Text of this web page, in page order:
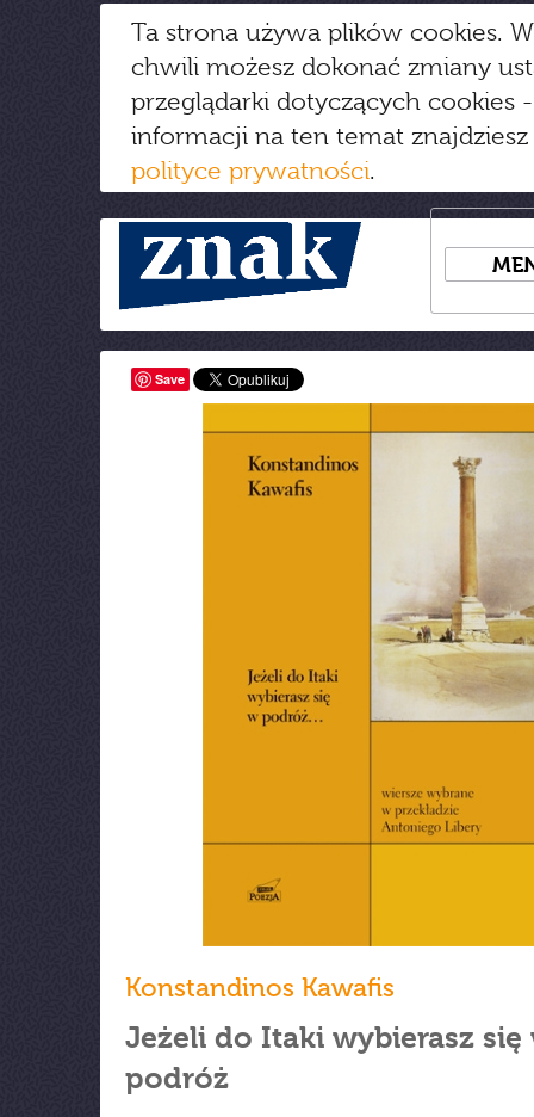
Ta strona używa plików cookies.
chwili możesz dokonać zmiany
przeglądarki dotyczących cookies
informacji na ten temat
polityce prywatności.
Save
Konstandinos Kawafis
Jeżeli do Itaki wybierasz się
podróż